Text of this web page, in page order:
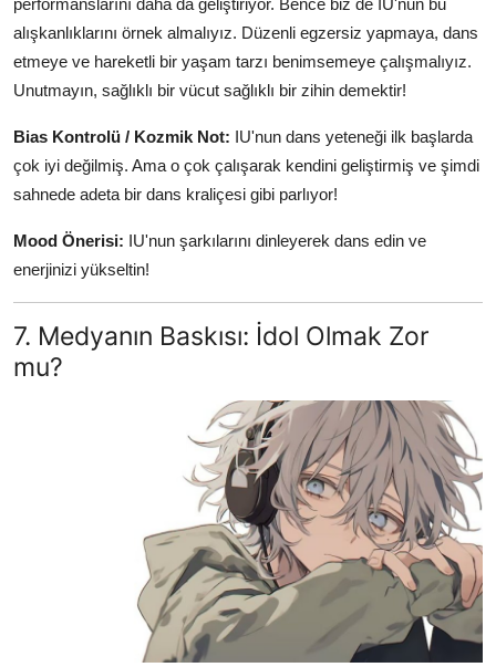
alışkanlıklarını örnek almalıyız. Düzenli egzersiz yapmaya, dans
etmeye ve hareketli bir yaşam tarzı benimsemeye çalışmalıyız.
Unutmayın, sağlıklı bir vücut sağlıklı bir zihin demektir!
Bias Kontrolü / Kozmik Not: IU'nun dans yeteneği ilk başlarda
çok iyi değilmiş. Ama o çok çalışarak kendini geliştirmiş ve şimdi
sahnede adeta bir dans kraliçesi gibi parlıyor!
Mood Önerisi: IU'nun şarkılarını dinleyerek dans edin ve
enerjinizi yükseltin!
7. Medyanın Baskısı: İdol Olmak Zor
mu?